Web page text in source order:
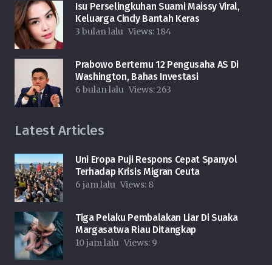
Isu Perselingkuhan Suami Maissy Viral,
Keluarga Cindy Bantah Keras
3 bulan lalu Views: 184
Prabowo Bertemu 12 Pengusaha AS Di
Washington, Bahas Investasi
6 bulan lalu Views:263
Latest Articles
Uni Eropa Puji Respons Cepat Spanyol
Terhadap Krisis Migran Ceuta
6 jam lalu Views: 8
Tiga Pelaku Pembalakan Liar Di Suaka
Margasatwa Riau Ditangkap
10 jam lalu Views: 9